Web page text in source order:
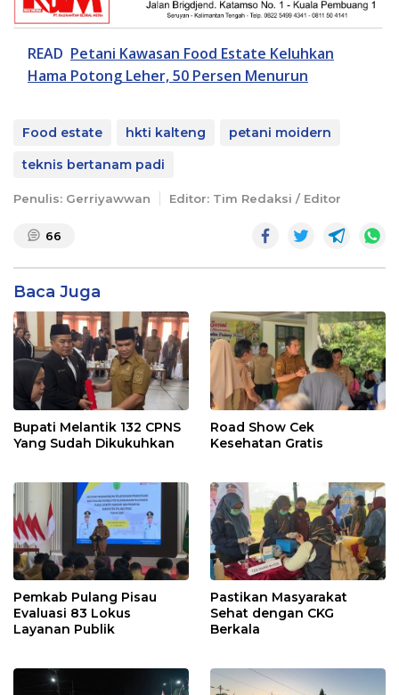
READ Petani Kawasan Food Estate Keluhkan
Hama Potong Leher, 50 Persen Menurun
Food estate hkti kalteng
petani moidern
teknis bertanam padi
Penulis: Gerriyawwan Editor: Tim Redaksi / Editor
66
Baca Juga
Bupati Melantik 132 CPNS
Yang Sudah Dikukuhkan
Road Show Cek
Kesehatan Gratis
Pemkab Pulang Pisau
Evaluasi 83 Lokus
Layanan Publik
Pastikan Masyarakat
Sehat dengan CKG
Berkala